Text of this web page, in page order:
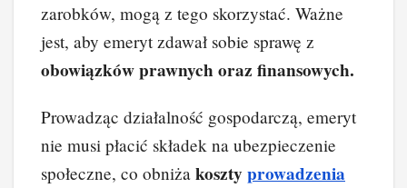
zarobków, mogą z tego skorzystać. Ważne
jest, aby emeryt zdawał sobie sprawę z
obowiązków prawnych oraz finansowych.
Prowadząc działalność gospodarczą, emeryt
nie musi płacić składek na ubezpieczenie
społeczne, co obniża koszty prowadzenia